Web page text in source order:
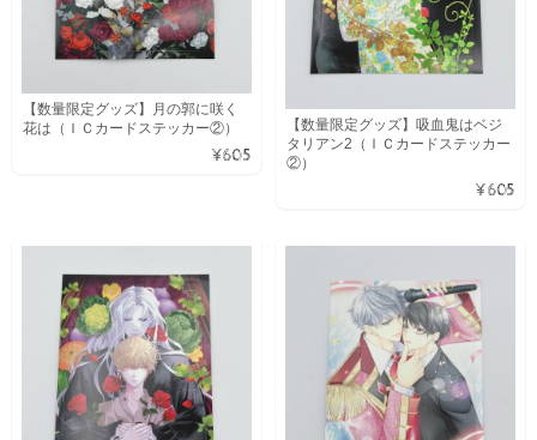
【数量限定グッズ】月の郭に咲く
花は（ＩＣカードステッカー②）
¥605
【数量限定グッズ】吸血鬼はベジ
タリアン2（ＩＣカードステッカー
②）
¥605